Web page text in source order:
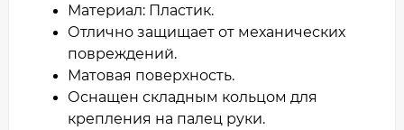
Материал: Пластик.
Отлично защищает от механических
повреждений.
Матовая поверхность.
Оснащен складным кольцом для
крепления на палец руки.